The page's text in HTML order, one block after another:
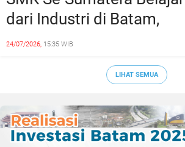
dari Industri di Batam,
Siapkan Lulusan Siap Kerja
24/07/2026, 15:35 WIB
LIHAT SEMUA